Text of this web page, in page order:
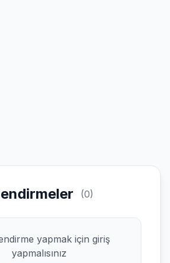
(0)
yapmak için giriş
yapmalısınız